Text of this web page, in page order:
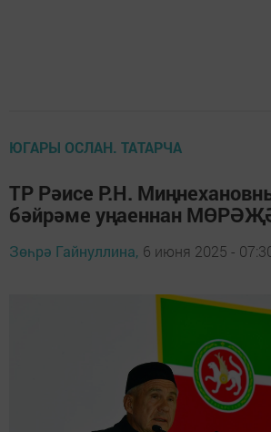
ЮГАРЫ ОСЛАН. ТАТАРЧА
ТР Рәисе Р.Н.
бәйрәме уңаеннан
Зөһрә Гайнуллина, 6 июня 2025 -